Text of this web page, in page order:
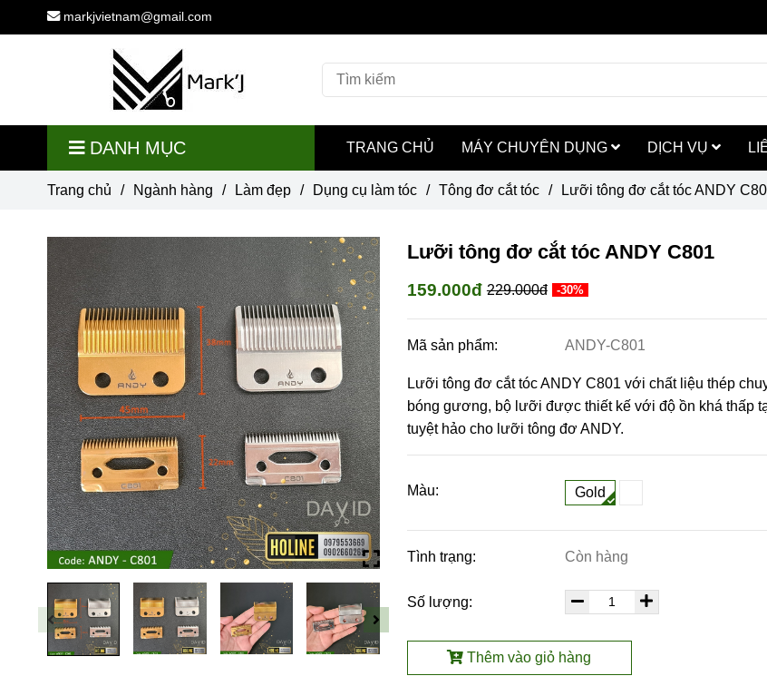
markjvietnam@gmail.com
DANH MỤC TRANG CHỦ MÁY CHUYÊN DỤNG DỊCH VỤ
Trang chủ / Ngành hàng / Làm đẹp / Dụng cụ làm tóc / Tông đơ cắt tóc / Lưỡi tông đơ cắt tóc ANDY
Lưỡi tông đơ cắt tóc ANDY C801
159.000đ 229.000đ -30%
Mã sản phẩm: ANDY-C801
Lưỡi tông đơ cắt tóc ANDY C801 với chất liệu thép
bóng gương, bộ lưỡi được thiết kế với độ ồn khá thấp
tuyệt hảo cho lưỡi tông đơ ANDY.
Màu: Gold
Tình trạng: Còn hàng
Số lượng:
Thêm vào giỏ hàng